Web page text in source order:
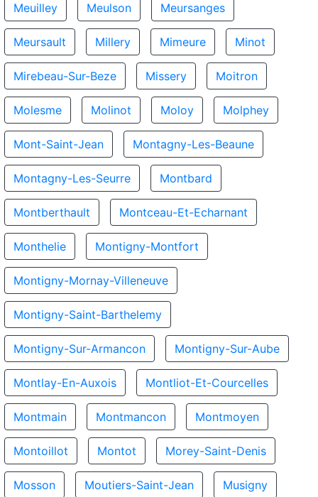
Meuilley Meulson Meursanges
Meursault Millery Mimeure Minot
Mirebeau-Sur-Beze Missery Moitron
Molesme Molinot Moloy Molphey
Mont-Saint-Jean Montagny-Les-Beaune
Montagny-Les-Seurre Montbard
Montberthault Montceau-Et-Echarnant
Monthelie Montigny-Montfort
Montigny-Mornay-Villeneuve
Montigny-Saint-Barthelemy
Montigny-Sur-Armancon Montigny-Sur-Aube
Montlay-En-Auxois Montliot-Et-Courcelles
Montmain Montmancon Montmoyen
Montoillot Montot Morey-Saint-Denis
Mosson Moutiers-Saint-Jean Musigny